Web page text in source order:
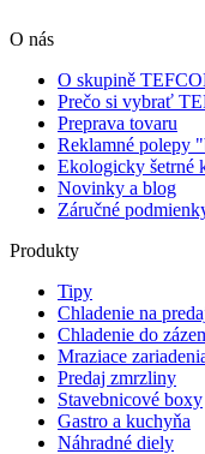
O nás
O skupině
Prečo si vybrať
Preprava tovaru
Reklamné polepy
Ekologicky šetrné
Novinky a blog
Záručné
Produkty
Tipy
Chladenie na
Chladenie do
Mraziace
Predaj zmrzliny
Stavebnicové boxy
Gastro a kuchyňa
Náhradné diely